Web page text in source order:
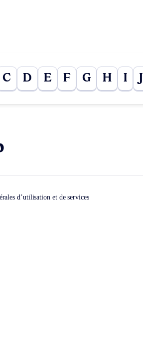
C D E F G H I
d’utilisation et de services